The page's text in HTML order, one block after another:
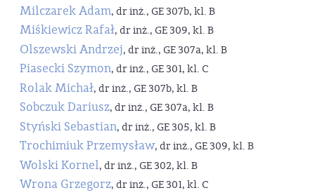
Milczarek Adam, dr inż., GE 307b, kl. B
Miśkiewicz Rafał, dr inż., GE 309, kl. B
Olszewski Andrzej, dr inż., GE 307a, kl. B
Piasecki Szymon, dr inż., GE 301, kl. C
Rolak Michał, dr inż., GE 307b, kl. B
Sobczuk Dariusz, dr inż., GE 307a, kl. B
Styński Sebastian, dr inż., GE 305, kl. B
Trochimiuk Przemysław, dr inż., GE 309, kl. B
Wolski Kornel, dr inż., GE 302, kl. B
Wrona Grzegorz, dr inż., GE 301, kl. C